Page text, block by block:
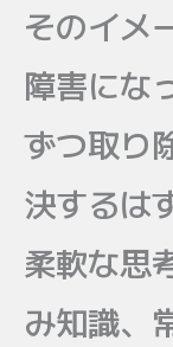
そのイメ
障害にな
ずつ取り
決するは
柔軟な思
み知識、